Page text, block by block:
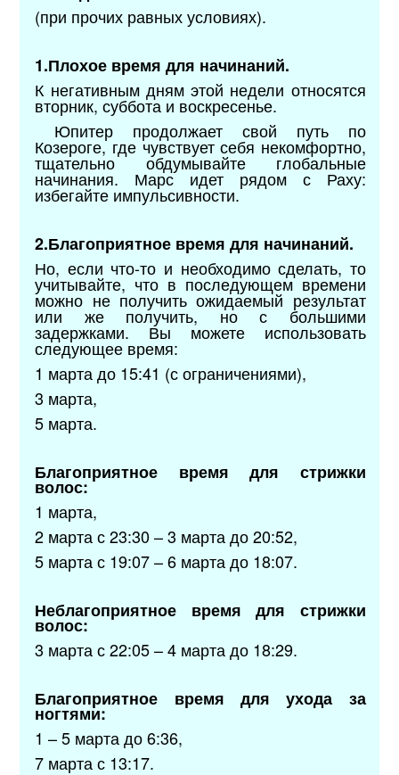
(при прочих равных условиях).
1.Плохое время для начинаний.
К негативным дням этой недели относятся
вторник, суббота и воскресенье.
Юпитер продолжает свой путь по
Козероге, где чувствует себя некомфортно,
тщательно обдумывайте глобальные
начинания. Марс идет рядом с Раху:
избегайте импульсивности.
2.Благоприятное время для начинаний.
Но, если что-то и необходимо сделать, то
учитывайте, что в последующем времени
можно не получить ожидаемый результат
или же получить, но с большими
задержками. Вы можете использовать
следующее время:
1 марта до 15:41 (с ограничениями),
3 марта,
5 марта.
Благоприятное время для стрижки
волос:
1 марта,
2 марта с 23:30 – 3 марта до 20:52,
5 марта с 19:07 – 6 марта до 18:07.
Неблагоприятное время для стрижки
волос:
3 марта с 22:05 – 4 марта до 18:29.
Благоприятное время для ухода за
ногтями:
1 – 5 марта до 6:36,
7 марта с 13:17.